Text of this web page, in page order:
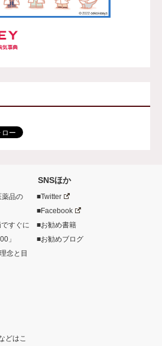
薬品の
すぐに
」
念と目
どはこ
SNSほか
■Twitter
■Facebook
■お勧め書籍
■お勧めブログ